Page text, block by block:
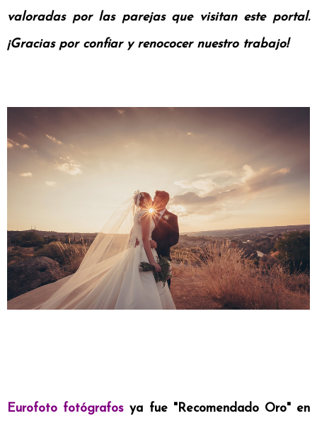
valoradas por las parejas que visitan este portal.
¡Gracias por confiar y renococer nuestro trabajo!
Eurofoto fotógrafos ya fue "Recomendado Oro" en